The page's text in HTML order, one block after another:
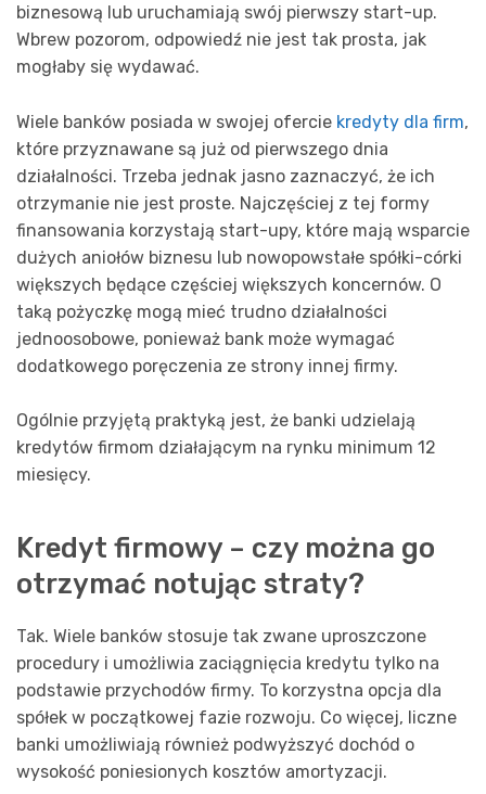
biznesową lub uruchamiają swój pierwszy start-up.
Wbrew pozorom, odpowiedź nie jest tak prosta, jak
mogłaby się wydawać.
Wiele banków posiada w swojej ofercie kredyty dla firm,
które przyznawane są już od pierwszego dnia
działalności. Trzeba jednak jasno zaznaczyć, że ich
otrzymanie nie jest proste. Najczęściej z tej formy
finansowania korzystają start-upy, które mają wsparcie
dużych aniołów biznesu lub nowopowstałe spółki-córki
większych będące częściej większych koncernów. O
taką pożyczkę mogą mieć trudno działalności
jednoosobowe, ponieważ bank może wymagać
dodatkowego poręczenia ze strony innej firmy.
Ogólnie przyjętą praktyką jest, że banki udzielają
kredytów firmom działającym na rynku minimum 12
miesięcy.
Kredyt firmowy – czy można go
otrzymać notując straty?
Tak. Wiele banków stosuje tak zwane uproszczone
procedury i umożliwia zaciągnięcia kredytu tylko na
podstawie przychodów firmy. To korzystna opcja dla
spółek w początkowej fazie rozwoju. Co więcej, liczne
banki umożliwiają również podwyższyć dochód o
wysokość poniesionych kosztów amortyzacji.